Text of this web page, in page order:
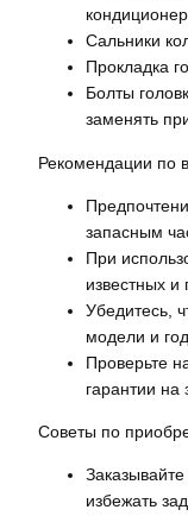
Сальники
Прокладка
Болты
заменять
Рекомендации по
запасным
При
известных и
Убедитесь,
модели и
Проверьте
гарантии на
Советы по
избежать